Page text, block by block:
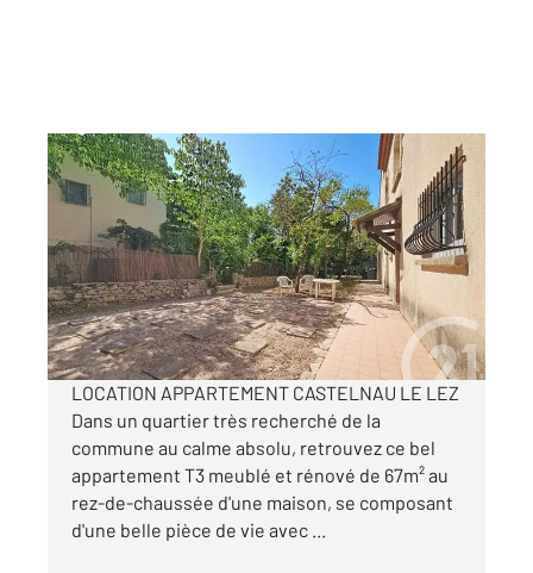
CASTELNAU LE LEZ 34
67,06 m2, 3 pièces
Ref : 61509
Appartement F3 à louer
1 295 €
par mois charges comprises
LOCATION APPARTEMENT CASTELNAU LE LEZ
Dans un quartier très recherché de la
commune au calme absolu, retrouvez ce bel
appartement T3 meublé et rénové de 67m² au
rez-de-chaussée d'une maison, se composant
d'une belle pièce de vie avec ...